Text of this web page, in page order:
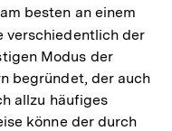
besten an einem
verschiedentlich der
Modus der
begründet, der auch
allzu häufiges
könne der durch